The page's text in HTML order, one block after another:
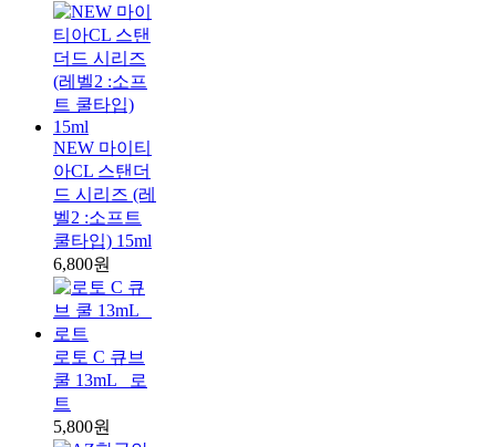
NEW 마이티
아CL 스탠더
드 시리즈 (레
벨2 :소프트
쿨타입) 15ml
6,800원
로토 C 큐브
쿨 13mL _로
트
5,800원